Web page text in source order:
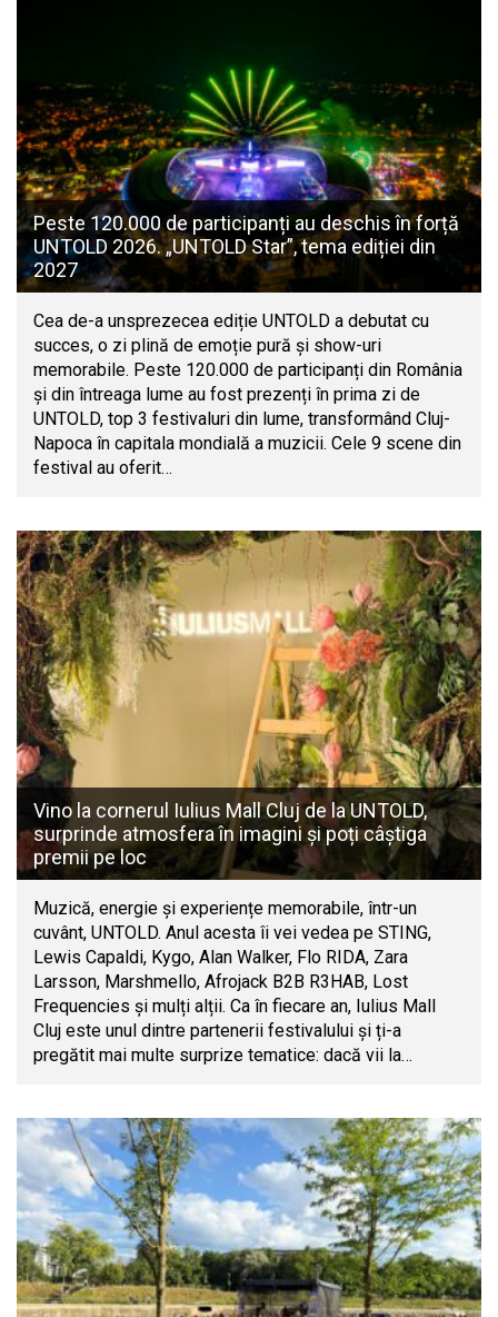
Peste 120.000 de participanți au deschis în forță
UNTOLD 2026. „UNTOLD Star”, tema ediției din
2027
Cea de-a unsprezecea ediție UNTOLD a debutat cu
succes, o zi plină de emoție pură și show-uri
memorabile. Peste 120.000 de participanți din România
și din întreaga lume au fost prezenți în prima zi de
UNTOLD, top 3 festivaluri din lume, transformând Cluj-
Napoca în capitala mondială a muzicii. Cele 9 scene din
festival au oferit…
Vino la cornerul Iulius Mall Cluj de la UNTOLD,
surprinde atmosfera în imagini și poți câștiga
premii pe loc
Muzică, energie și experiențe memorabile, într-un
cuvânt, UNTOLD. Anul acesta îi vei vedea pe STING,
Lewis Capaldi, Kygo, Alan Walker, Flo RIDA, Zara
Larsson, Marshmello, Afrojack B2B R3HAB, Lost
Frequencies și mulți alții. Ca în fiecare an, Iulius Mall
Cluj este unul dintre partenerii festivalului și ți-a
pregătit mai multe surprize tematice: dacă vii la…